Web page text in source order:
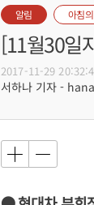
알림 아침
[11월30일
2017-11-29
서하나 기자 -